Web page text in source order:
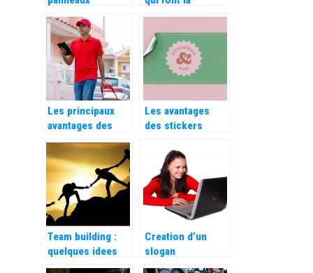
d’interdiction
dans les
entreprises
difference du E-
Commerce
Les principaux
avantages des
chariots de
manutention
Les avantages
des stickers
pour votre
entreprise
Team building :
quelques idees
d’activites.
Creation d’un
slogan
publicitaire